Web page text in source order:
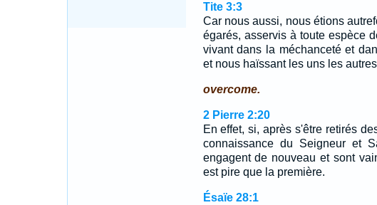
Tite 3:3
Car nous aussi, nous étions
égarés, asservis à toute espèce
vivant dans la méchanceté et
et nous haïssant les uns les
overcome.
2 Pierre 2:20
En effet, si, après s'être retirés
connaissance du Seigneur et
engagent de nouveau et sont
est pire que la première.
Ésaïe 28:1